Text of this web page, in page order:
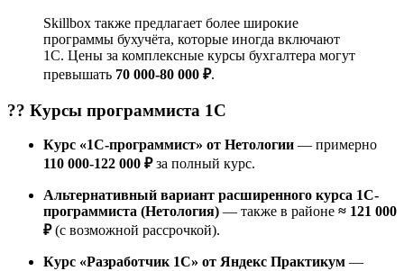
Skillbox также предлагает более широкие
программы бухучёта, которые иногда включают
1С. Цены за комплексные курсы бухгалтера могут
превышать 70 000-80 000 ₽.
?‍? Курсы программиста 1С
Курс «1С-программист» от Нетологии — примерно
110 000-122 000 ₽за полный курс.
Альтернативный вариант расширенного курса 1С-
программиста (Нетология) — также в районе ≈ 121 000
₽(с возможной рассрочкой).
Курс «Разработчик 1C» от Яндекс Практикум —